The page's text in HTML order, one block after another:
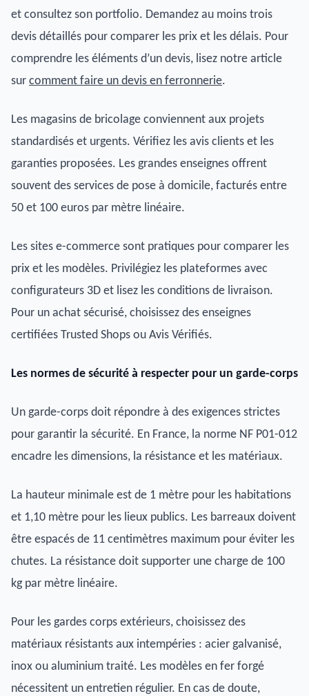
et consultez son portfolio. Demandez au moins trois
devis détaillés pour comparer les prix et les délais. Pour
comprendre les éléments d’un devis, lisez notre article
sur comment faire un devis en ferronnerie.
Les magasins de bricolage conviennent aux projets
standardisés et urgents. Vérifiez les avis clients et les
garanties proposées. Les grandes enseignes offrent
souvent des services de pose à domicile, facturés entre
50 et 100 euros par mètre linéaire.
Les sites e-commerce sont pratiques pour comparer les
prix et les modèles. Privilégiez les plateformes avec
configurateurs 3D et lisez les conditions de livraison.
Pour un achat sécurisé, choisissez des enseignes
certifiées Trusted Shops ou Avis Vérifiés.
Les normes de sécurité à respecter pour un garde-corps
Un garde-corps doit répondre à des exigences strictes
pour garantir la sécurité. En France, la norme NF P01-012
encadre les dimensions, la résistance et les matériaux.
La hauteur minimale est de 1 mètre pour les habitations
et 1,10 mètre pour les lieux publics. Les barreaux doivent
être espacés de 11 centimètres maximum pour éviter les
chutes. La résistance doit supporter une charge de 100
kg par mètre linéaire.
Pour les gardes corps extérieurs, choisissez des
matériaux résistants aux intempéries : acier galvanisé,
inox ou aluminium traité. Les modèles en fer forgé
nécessitent un entretien régulier. En cas de doute,